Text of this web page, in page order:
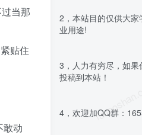
当那
贴住
敢动
2，本站目的仅供大
业用途!
3，人力有穷尽，如
投稿到本站！
4，欢迎加QQ群：